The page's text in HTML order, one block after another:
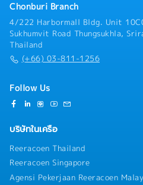
Chonburi Branch
4/222 Harbormall Bldg. Unit
Sukhumvit Road Thungsukhla,
Thailand
(+66) 03-811-1256
Follow Us
บริษัทในเครือ
Reeracoen Thailand
Reeracoen Singapore
Agensi Pekerjaan Reeracoen